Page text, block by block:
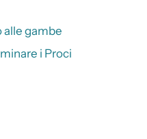
alle gambe
i Proci